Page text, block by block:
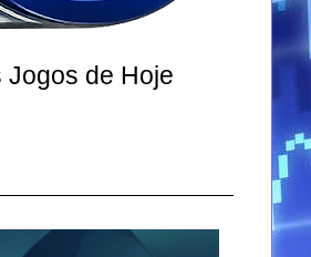
de Hoje